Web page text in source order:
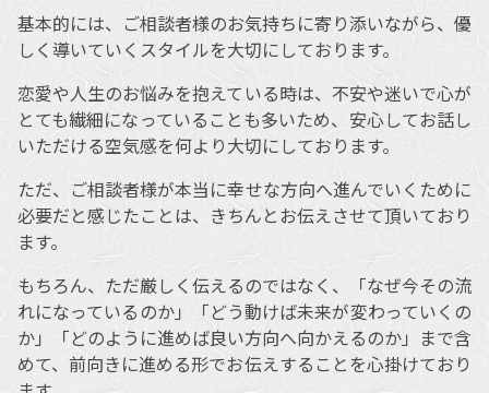
基本的には、ご相談者様のお気持ちに寄り添いながら、優
しく導いていくスタイルを大切にしております。
恋愛や人生のお悩みを抱えている時は、不安や迷いで心が
とても繊細になっていることも多いため、安心してお話し
いただける空気感を何より大切にしております。
ただ、ご相談者様が本当に幸せな方向へ進んでいくために
必要だと感じたことは、きちんとお伝えさせて頂いており
ます。
もちろん、ただ厳しく伝えるのではなく、「なぜ今その流
れになっているのか」「どう動けば未来が変わっていくの
か」「どのように進めば良い方向へ向かえるのか」まで含
めて、前向きに進める形でお伝えすることを心掛けており